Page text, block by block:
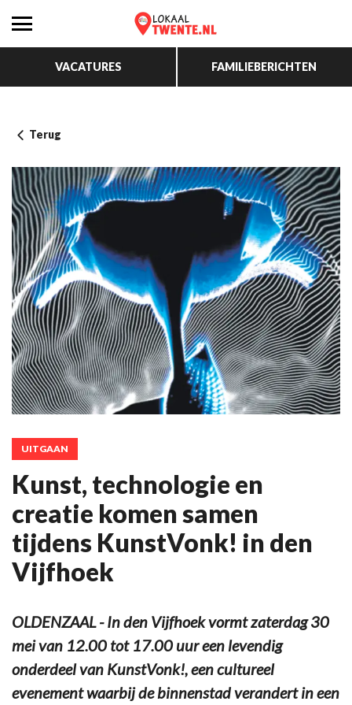
VACATURES FAMILIEBERICHTEN
Terug
UITGAAN
Kunst, technologie en
creatie komen samen
tijdens KunstVonk! in den
Vijfhoek
OLDENZAAL - In den Vijfhoek vormt zaterdag 30
mei van 12.00 tot 17.00 uur een levendig
onderdeel van KunstVonk!, een cultureel
evenement waarbij de binnenstad verandert in een